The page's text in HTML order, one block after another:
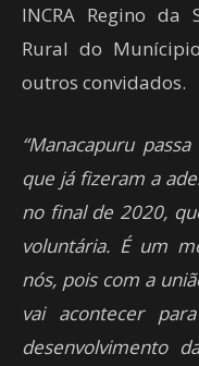
INCRA Regino da
Rural do
outros convidados.
“Manacapuru
que já fizeram a
no final de 2020,
voluntária. É um
nós, pois com a
vai acontecer
desenvolvimento